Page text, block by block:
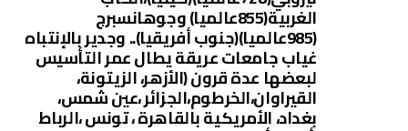
الغربية(855عالميا) وجوهانسبرج
(985عالميا)(جنوب أفريقيا).. وجدير بالإنتباه
غياب جامعات عريقة يطال عمر التأسيس
لبعضها عدة قرون (الأزهر، الزيتونة،
القيراوان،الخرطوم،الجزائر ،عين شمس،
بغداد، الأمريكية بالقاهرة ، تونس ،الرباط